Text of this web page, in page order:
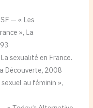
— « Les
», La
sexualité en France.
Découverte, 2008
au féminin »,